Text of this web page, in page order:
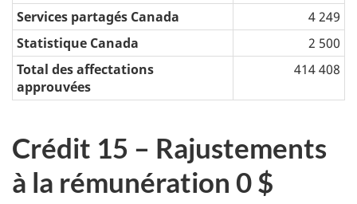
Services partagés Canada
4 249
Statistique Canada
2 500
Total des affectations
approuvées
414 408
Crédit 15 – Rajustements
à la rémunération 0 $